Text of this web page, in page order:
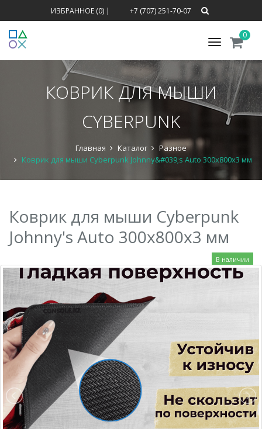
ИЗБРАННОЕ (0)| +7 (707) 251-70-07
Меню
0
КОВРИК ДЛЯ МЫШИ
CYBERPUNK
Главная Каталог
Разное
Коврик для мыши Cyberpunk Johnny&#039;s Auto 300x800x3 мм
Коврик для мыши Cyberpunk
Johnny's Auto 300x800x3 мм
В наличии